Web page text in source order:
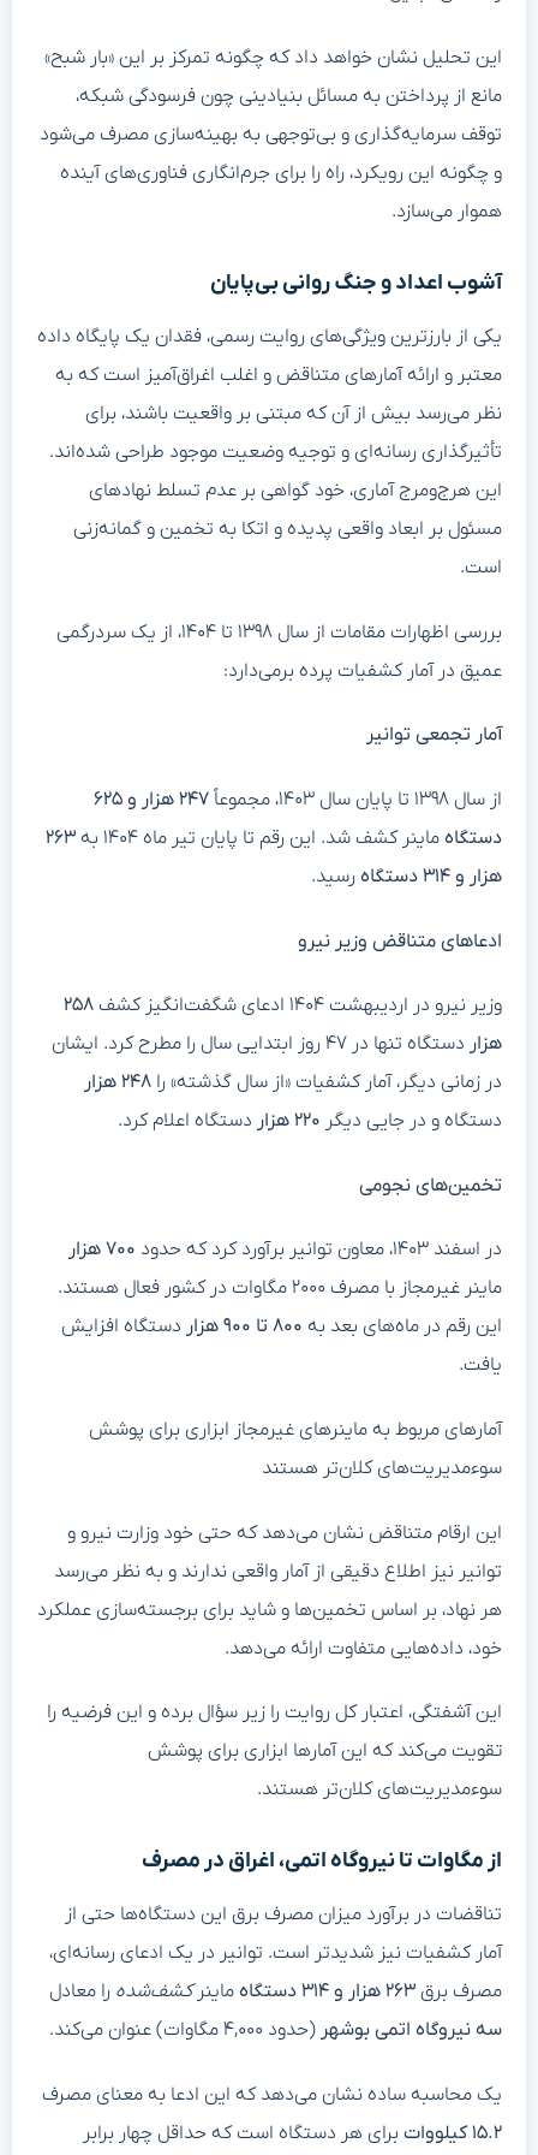
این تحلیل نشان خواهد داد که چگونه تمرکز بر این «بار شبح»
مانع از پرداختن به مسائل بنیادینی چون فرسودگی شبکه،
توقف سرمایه‌گذاری و بی‌توجهی به بهینه‌سازی مصرف می‌شود
و چگونه این رویکرد، راه را برای جرم‌انگاری فناوری‌های آینده
هموار می‌سازد.
آشوب اعداد و جنگ روانی بی‌پایان
یکی از بارزترین ویژگی‌های روایت رسمی، فقدان یک پایگاه داده
معتبر و ارائه آمارهای متناقض و اغلب اغراق‌آمیز است که به
نظر می‌رسد بیش از آن که مبتنی بر واقعیت باشند، برای
تأثیرگذاری رسانه‌ای و توجیه وضعیت موجود طراحی شده‌اند.
این هرج‌ومرج آماری، خود گواهی بر عدم تسلط نهادهای
مسئول بر ابعاد واقعی پدیده و اتکا به تخمین و گمانه‌زنی
است.
بررسی اظهارات مقامات از سال ۱۳۹۸ تا ۱۴۰۴، از یک سردرگمی
عمیق در آمار کشفیات پرده برمی‌دارد:
آمار تجمعی توانیر
از سال ۱۳۹۸ تا پایان سال ۱۴۰۳، مجموعاً ۲۴۷ هزار و ۶۲۵
دستگاه ماینر کشف شد. این رقم تا پایان تیر ماه ۱۴۰۴ به
۲۶۳
هزار و ۳۱۴
دستگاه رسید.
ادعاهای متناقض وزیر نیرو
وزیر نیرو در اردیبهشت ۱۴۰۴ ادعای شگفت‌انگیز کشف
۲۵۸
هزار
دستگاه تنها در ۴۷ روز ابتدایی سال را مطرح کرد. ایشان
در زمانی دیگر، آمار کشفیات «از سال گذشته» را ۲۴۸ هزار
دستگاه و در جایی دیگر ۲۲۰ هزار دستگاه اعلام کرد.
تخمین‌های نجومی
در اسفند ۱۴۰۳، معاون توانیر برآورد کرد که حدود
۷۰۰ هزار
ماینر غیرمجاز با مصرف ۲۰۰۰ مگاوات در کشور فعال هستند.
این رقم در ماه‌های بعد به ۸۰۰ تا ۹۰۰ هزار
دستگاه افزایش
یافت.
آمارهای مربوط به ماینرهای غیرمجاز ابزاری برای پوشش
سوءمدیریت‌های کلان‌تر هستند
این ارقام متناقض نشان می‌دهد که حتی خود وزارت نیرو و
توانیر نیز اطلاع دقیقی از آمار واقعی ندارند و به نظر می‌رسد
هر نهاد، بر اساس تخمین‌ها و شاید برای برجسته‌سازی عملکرد
خود، داده‌هایی متفاوت ارائه می‌دهد.
این آشفتگی، اعتبار کل روایت را زیر سؤال برده و این فرضیه را
تقویت می‌کند که این آمارها ابزاری برای پوشش
سوءمدیریت‌های کلان‌تر هستند.
از مگاوات تا نیروگاه اتمی، اغراق در مصرف
تناقضات در برآورد میزان مصرف برق این دستگاه‌ها حتی از
آمار کشفیات نیز شدیدتر است. توانیر در یک ادعای رسانه‌ای،
مصرف برق ۲۶۳ هزار و ۳۱۴ دستگاه ماینرکشف‌شده را معادل
سه نیروگاه اتمی بوشهر (حدود ۴,۰۰۰ مگاوات) عنوان می‌کند.
یک محاسبه ساده نشان می‌دهد که این ادعا به معنای مصرف
۱۵.۲ کیلووات
برای هر دستگاه است که حداقل چهار برابر